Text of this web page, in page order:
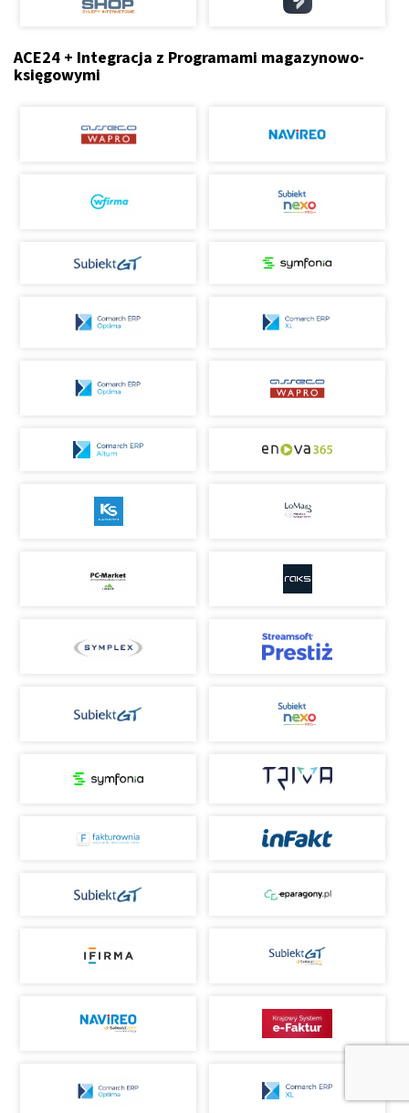
ACE24 + Integracja z Programami magazynowo-
księgowymi